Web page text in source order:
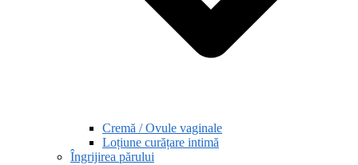
Cremă / Ovule vaginale
Loțiune curățare intimă
Îngrijirea părului